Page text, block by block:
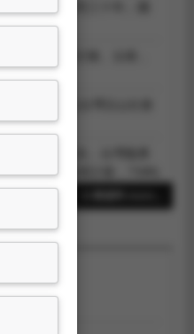
教史學術研討會。台南，
18、19世紀台灣沿山社會
在式：「紀念」台灣義勇
」國際學術研討會，TWN,